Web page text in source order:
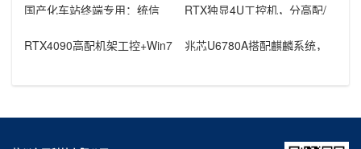
国产化车站终端专用：统信
机落地方
RTX独显4U工控机，分高配/
RTX4090高配机架工控+Win7
兆芯U6780A搭配麒麟系统，